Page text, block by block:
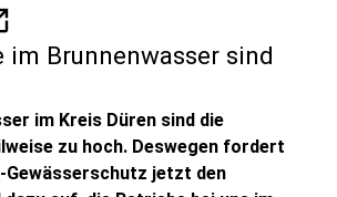
Brunnenwasser sind
im Kreis Düren sind die
zu hoch. Deswegen fordert
Gewässerschutz jetzt den